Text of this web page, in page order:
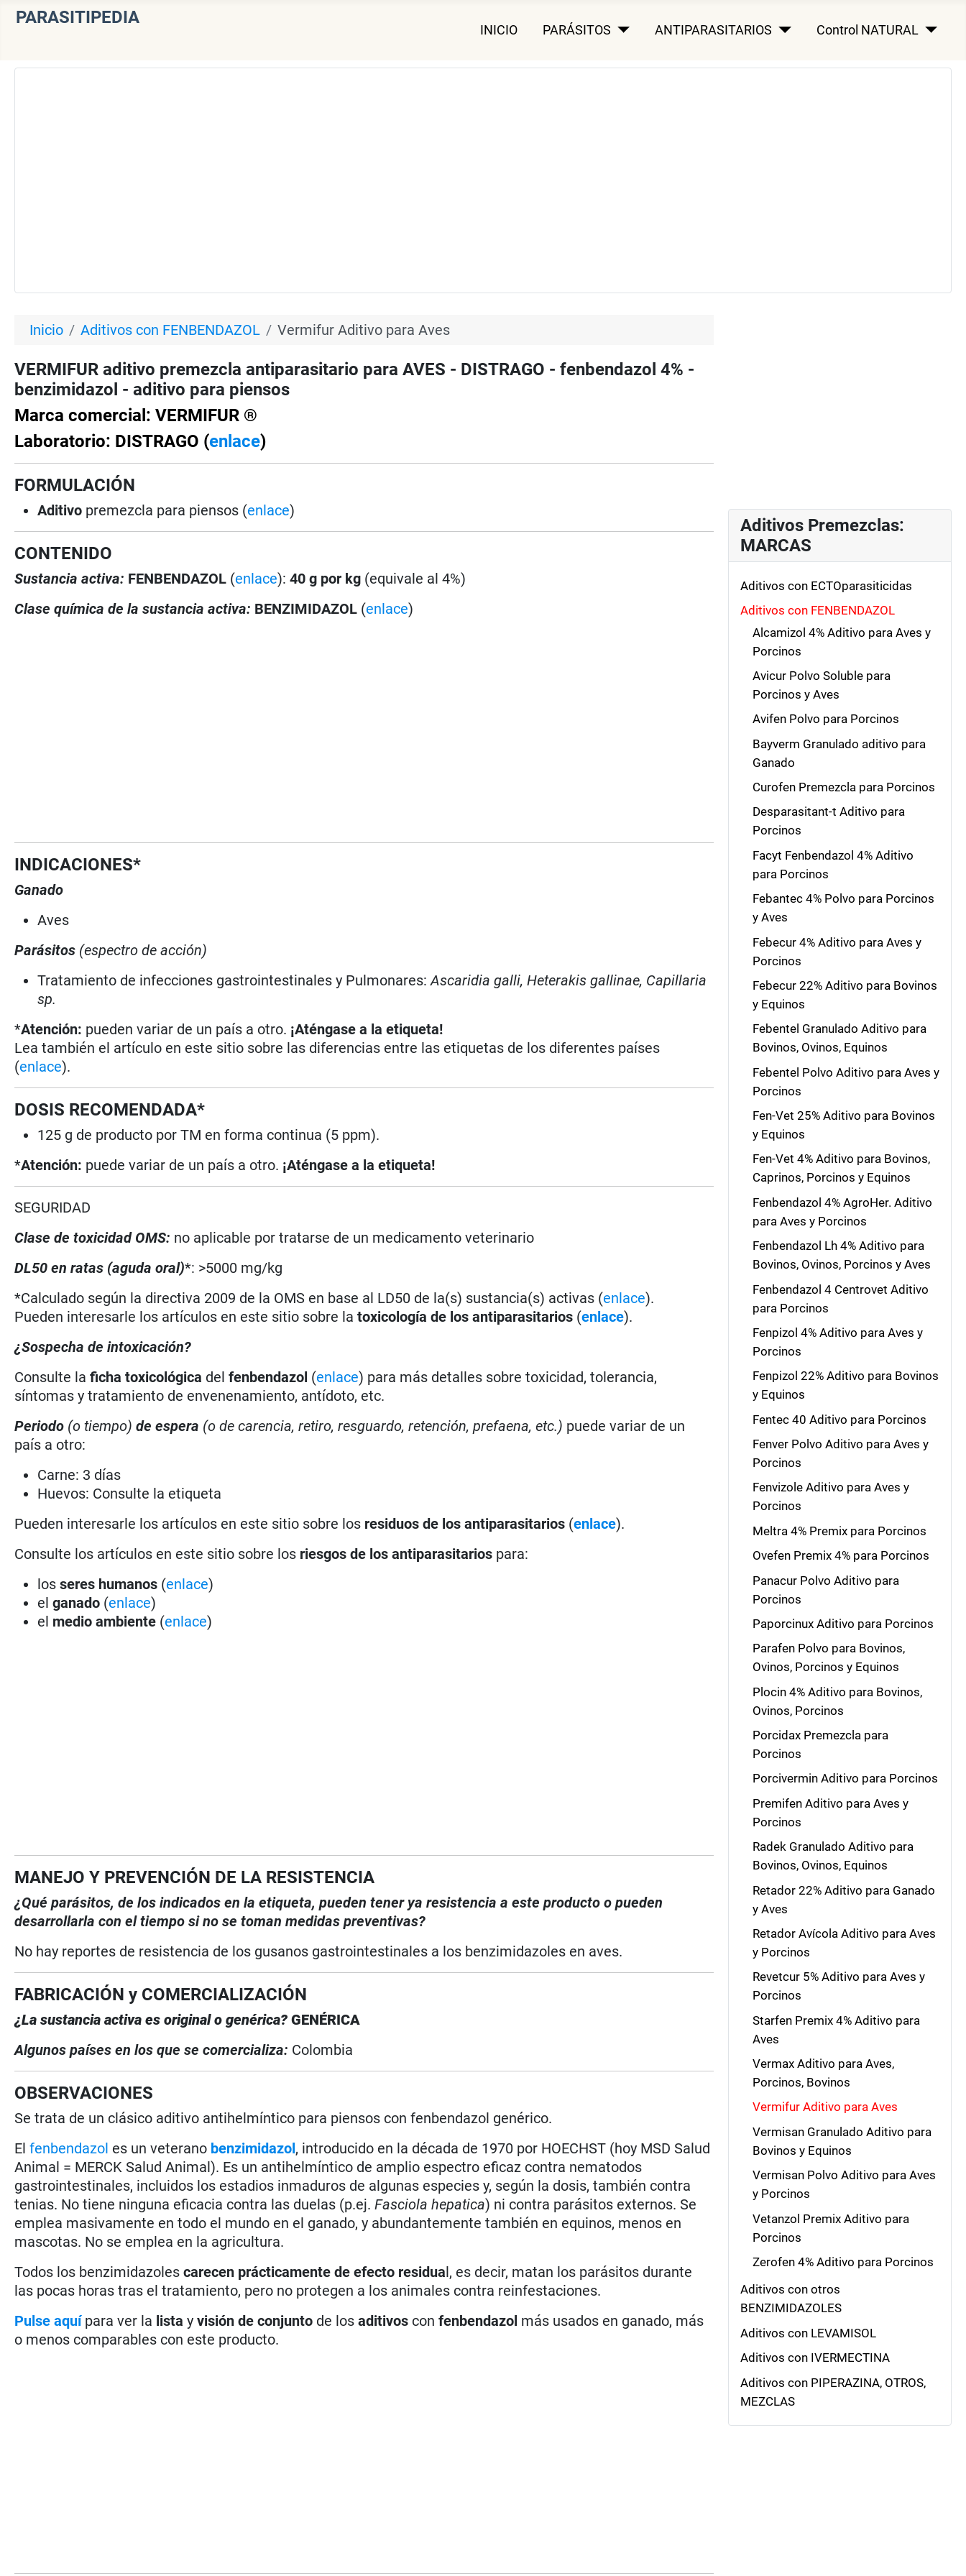
PARASITIPEDIA
INICIO PARÁSITOS ANTIPARASITARIOS Control NATURAL
Inicio Aditivos con FENBENDAZOL Vermifur Aditivo para Aves
VERMIFUR aditivo premezcla antiparasitario para AVES - DISTRAGO - fenbendazol 4% -
benzimidazol - aditivo para piensos
Marca comercial: VERMIFUR ®
Laboratorio: DISTRAGO (enlace)
FORMULACIÓN
Aditivo premezcla para piensos (enlace)
CONTENIDO
Sustancia activa: FENBENDAZOL (enlace): 40 g por kg (equivale al 4%)
Clase química de la sustancia activa: BENZIMIDAZOL (enlace)
INDICACIONES*
Ganado
Aves
Parásitos (espectro de acción)
Tratamiento de infecciones gastrointestinales y Pulmonares:Ascaridia galli, Heterakis gallinae, Capillaria
sp.
*Atención: pueden variar de un país a otro. ¡Aténgase a la etiqueta!
Lea también el artículo en este sitio sobre las diferencias entre las etiquetas de los diferentes países
(enlace).
DOSIS RECOMENDADA*
125 g de producto por TM en forma continua (5 ppm).
*Atención: puede variar de un país a otro. ¡Aténgase a la etiqueta!
SEGURIDAD
Clase de toxicidad OMS: no aplicable por tratarse de un medicamento veterinario
DL50 en ratas (aguda oral)*: >5000 mg/kg
*Calculado según la directiva 2009 de la OMS en base al LD50 de la(s) sustancia(s) activas (enlace).
Pueden interesarle los artículos en este sitio sobre la toxicología de los antiparasitarios (enlace).
¿Sospecha de intoxicación?
Consulte laficha toxicológica delfenbendazol (enlace) para más detalles sobre toxicidad, tolerancia,
síntomas y tratamiento de envenenamiento, antídoto, etc.
Periodo (o tiempo) de espera (o de carencia, retiro, resguardo, retención, prefaena, etc.) puede variar de un
país a otro:
Carne: 3 días
Huevos: Consulte la etiqueta
Pueden interesarle los artículos en este sitio sobre los residuos de los antiparasitarios (enlace).
Consulte los artículos en este sitio sobre los riesgos de los antiparasitarios para:
losseres humanos (enlace)
elganado (enlace)
el medio ambiente (enlace)
MANEJO Y PREVENCIÓN DE LA RESISTENCIA
¿Qué parásitos, de los indicados en la etiqueta, pueden tener ya resistencia a este producto o pueden
desarrollarla con el tiempo si no se toman medidas preventivas?
No hay reportes de resistencia de los gusanos gastrointestinales a los benzimidazoles en aves.
FABRICACIÓN y COMERCIALIZACIÓN
¿La sustancia activa es original o genérica? GENÉRICA
Algunos países en los que se comercializa: Colombia
OBSERVACIONES
Se trata de un clásico aditivo antihelmíntico para piensos con fenbendazol genérico.
Elfenbendazol es un veterano benzimidazol, introducido en la década de 1970 por HOECHST (hoy MSD Salud
Animal = MERCK Salud Animal). Es un antihelmíntico de amplio espectro eficaz contra nematodos
gastrointestinales, incluidos los estadios inmaduros de algunas especies y, según la dosis, también contra
tenias. No tiene ninguna eficacia contra las duelas (p.ej.Fasciola hepatica) ni contra parásitos externos. Se
emplea masivamente en todo el mundo en el ganado, y abundantemente también en equinos, menos en
mascotas. No se emplea en la agricultura.
Todos los benzimidazolescarecen prácticamente de efecto residual, es decir, matan los parásitos durante
las pocas horas tras el tratamiento, pero no protegen a los animales contra reinfestaciones.
Pulse aquípara ver la lista yvisión de conjunto de losaditivos confenbendazol más usados en ganado, más
o menos comparables con este producto.
Aditivos Premezclas:
MARCAS
Aditivos con ECTOparasiticidas
Aditivos con FENBENDAZOL
Alcamizol 4% Aditivo para Aves y
Porcinos
Avicur Polvo Soluble para
Porcinos y Aves
Avifen Polvo para Porcinos
Bayverm Granulado aditivo para
Ganado
Curofen Premezcla para Porcinos
Desparasitant-t Aditivo para
Porcinos
Facyt Fenbendazol 4% Aditivo
para Porcinos
Febantec 4% Polvo para Porcinos
y Aves
Febecur 4% Aditivo para Aves y
Porcinos
Febecur 22% Aditivo para Bovinos
y Equinos
Febentel Granulado Aditivo para
Bovinos, Ovinos, Equinos
Febentel Polvo Aditivo para Aves y
Porcinos
Fen-Vet 25% Aditivo para Bovinos
y Equinos
Fen-Vet 4% Aditivo para Bovinos,
Caprinos, Porcinos y Equinos
Fenbendazol 4% AgroHer. Aditivo
para Aves y Porcinos
Fenbendazol Lh 4% Aditivo para
Bovinos, Ovinos, Porcinos y Aves
Fenbendazol 4 Centrovet Aditivo
para Porcinos
Fenpizol 4% Aditivo para Aves y
Porcinos
Fenpizol 22% Aditivo para Bovinos
y Equinos
Fentec 40 Aditivo para Porcinos
Fenver Polvo Aditivo para Aves y
Porcinos
Fenvizole Aditivo para Aves y
Porcinos
Meltra 4% Premix para Porcinos
Ovefen Premix 4% para Porcinos
Panacur Polvo Aditivo para
Porcinos
Paporcinux Aditivo para Porcinos
Parafen Polvo para Bovinos,
Ovinos, Porcinos y Equinos
Plocin 4% Aditivo para Bovinos,
Ovinos, Porcinos
Porcidax Premezcla para
Porcinos
Porcivermin Aditivo para Porcinos
Premifen Aditivo para Aves y
Porcinos
Radek Granulado Aditivo para
Bovinos, Ovinos, Equinos
Retador 22% Aditivo para Ganado
y Aves
Retador Avícola Aditivo para Aves
y Porcinos
Revetcur 5% Aditivo para Aves y
Porcinos
Starfen Premix 4% Aditivo para
Aves
Vermax Aditivo para Aves,
Porcinos, Bovinos
Vermifur Aditivo para Aves
Vermisan Granulado Aditivo para
Bovinos y Equinos
Vermisan Polvo Aditivo para Aves
y Porcinos
Vetanzol Premix Aditivo para
Porcinos
Zerofen 4% Aditivo para Porcinos
Aditivos con otros
BENZIMIDAZOLES
Aditivos con LEVAMISOL
Aditivos con IVERMECTINA
Aditivos con PIPERAZINA, OTROS,
MEZCLAS